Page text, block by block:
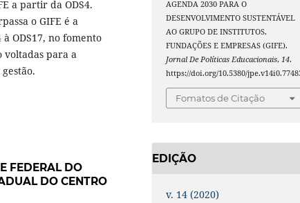
a partir da ODS4.
o GIFE é a
ODS17, no fomento
voltadas para a
FEDERAL DO
DO CENTRO
AGENDA 2030 PARA O
DESENVOLVIMENTO SUSTENTÁVEL
AO GRUPO DE INSTITUTOS,
FUNDAÇÕES E EMPRESAS (GIFE).
Jornal De Políticas Educacionais,14.
https://doi.org/10.5380/
Fomatos de Citação
EDIÇÃO
v. 14 (2020)